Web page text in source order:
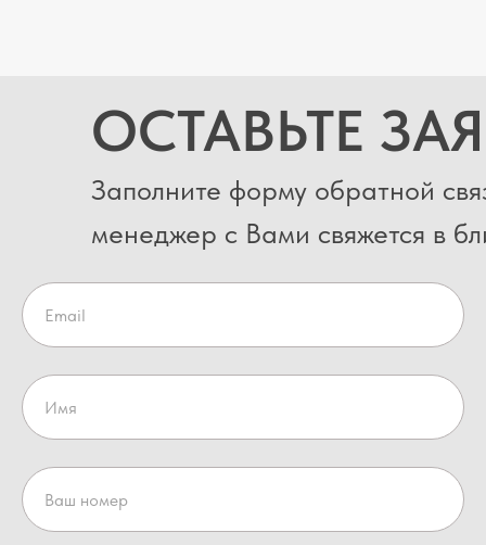
ОСТАВЬТЕ
Заполните форму обратной
менеджер с Вами свяжется в